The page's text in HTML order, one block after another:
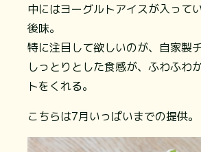
中にはヨーグルトアイスが入って
後味。
特に注目して欲しいのが、自家製
しっとりとした食感が、ふわふわ
トをくれる。
こちらは7月いっぱいまでの提供。